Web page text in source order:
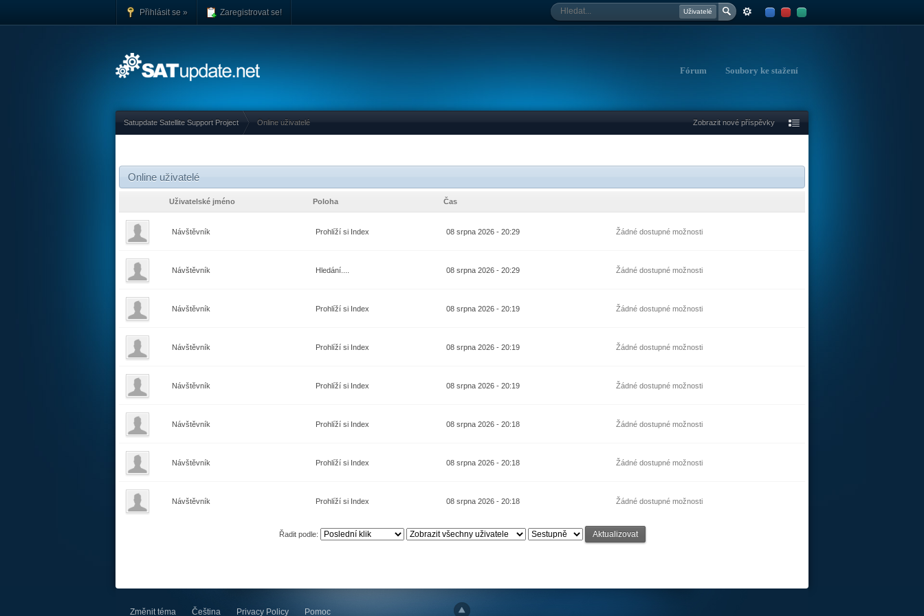
Přihlásit se » Zaregistrovat se! Uživatelé
Fórum Soubory ke stažení
Satupdate Satellite Support Project Online uživatelé Zobrazit nové příspěvky
Online uživatelé
Uživatelské jméno Poloha Čas
Návštěvník Prohlíží si Index 08 srpna 2026 - 20:29 Žádné dostupné možnosti
Návštěvník Hledání.... 08 srpna 2026 - 20:29 Žádné dostupné možnosti
Návštěvník Prohlíží si Index 08 srpna 2026 - 20:19 Žádné dostupné možnosti
Návštěvník Prohlíží si Index 08 srpna 2026 - 20:19 Žádné dostupné možnosti
Návštěvník Prohlíží si Index 08 srpna 2026 - 20:19 Žádné dostupné možnosti
Návštěvník Prohlíží si Index 08 srpna 2026 - 20:18 Žádné dostupné možnosti
Návštěvník Prohlíží si Index 08 srpna 2026 - 20:18 Žádné dostupné možnosti
Návštěvník Prohlíží si Index 08 srpna 2026 - 20:18 Žádné dostupné možnosti
Řadit podle:
Změnit téma Čeština Privacy Policy Pomoc